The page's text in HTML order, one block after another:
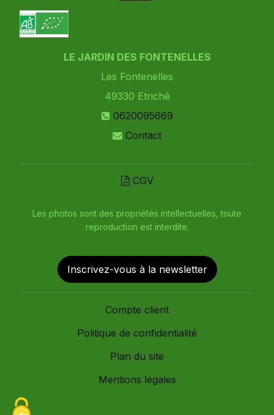
LE JARDIN DES FONTENELLES
Les Fontenelles
49330 Etriché
0620095669
Contact
CGV
Les photos sont des propriétés intellectuelles, toute
reproduction est interdite.
Inscrivez-vous à la newsletter
Compte client
Politique de confidentialité
Plan du site
Mentions légales